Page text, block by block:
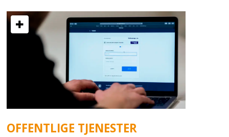
OFFENTLIGE TJENESTER